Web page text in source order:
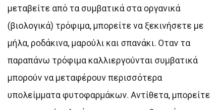
μεταβείτε από τα συμβατικά στα οργανικά
(βιολογικά) τρόφιμα, μπορείτε να ξεκινήσετε με
μήλα, ροδάκινα, μαρούλι και σπανάκι. Οταν τα
παραπάνω τρόφιμα καλλιεργούνται συμβατικά
μπορούν να μεταφέρουν περισσότερα
υπολείμματα φυτοφαρμάκων. Αντίθετα, μπορείτε